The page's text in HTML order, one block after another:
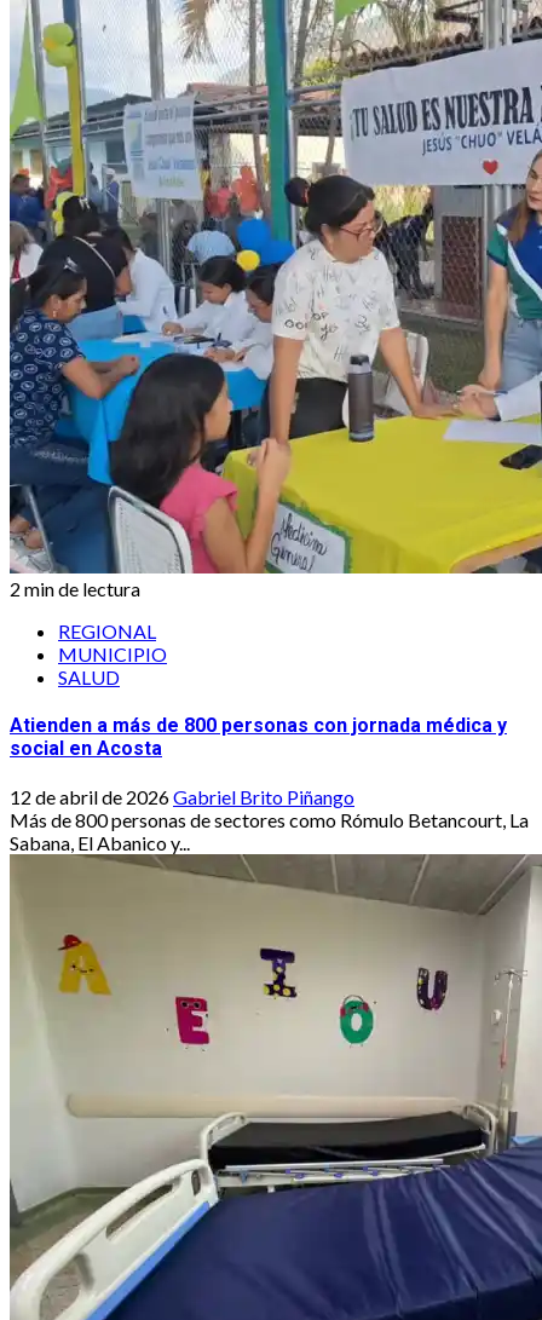
2 min de lectura
REGIONAL
MUNICIPIO
SALUD
Atienden a más de 800 personas con jornada médica y
social en Acosta
12 de abril de 2026Gabriel Brito Piñango
Más de 800 personas de sectores como Rómulo Betancourt, La
Sabana, El Abanico y...